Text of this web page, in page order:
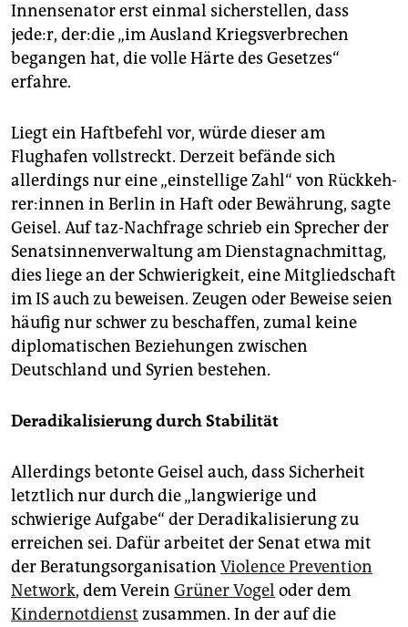
Innensenator erst einmal sicherstellen, dass
jede:r, der:­die „im Ausland Kriegsverbrechen
begangen hat, die volle Härte des Gesetzes“
erfahre.
Liegt ein Haftbefehl vor, würde dieser am
Flughafen vollstreckt. Derzeit befände sich
allerdings nur eine „einstellige Zahl“ von Rück­keh­
re­r:in­nen in Berlin in Haft oder Bewährung, sagte
Geisel. Auf taz-Nachfrage schrieb ein Sprecher der
Senatsinnenverwaltung am Dienstagnachmittag,
dies liege an der Schwierigkeit, eine Mitgliedschaft
im IS auch zu beweisen. Zeugen oder Beweise seien
häufig nur schwer zu beschaffen, zumal keine
diplomatischen Beziehungen zwischen
Deutschland und Syrien bestehen.
Deradikalisierung durch Stabilität
Allerdings betonte Geisel auch, dass Sicherheit
letztlich nur durch die „langwierige und
schwierige Aufgabe“ der Deradikalisierung zu
erreichen sei. Dafür arbeitet der Senat etwa mit
der Beratungsorganisation Violence Prevention
Network, dem Verein Grüner Vogel oder dem
Kindernotdienst zusammen. In der auf die